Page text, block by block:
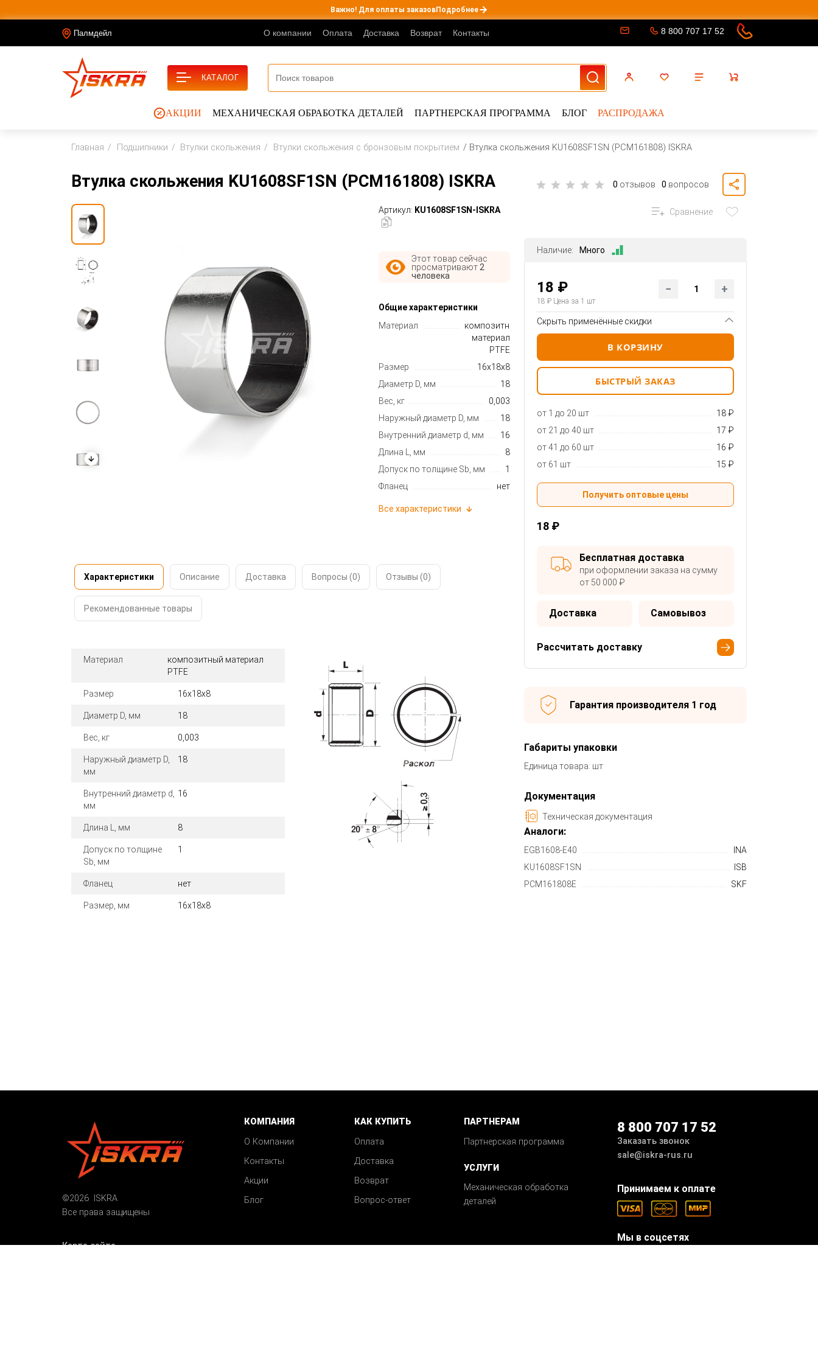
Важно! Для оплаты заказовПодробнее
Палмдейл О компании Оплата Доставка Возврат Контакты 8 800 707 17 52
АКЦИИ МЕХАНИЧЕСКАЯ ОБРАБОТКА ДЕТАЛЕЙ ПАРТНЕРСКАЯ ПРОГРАММА БЛОГ РАСПРОДАЖА
КАТАЛОГ
Главная Подшипники Втулки скольжения Втулки скольжения с бронзовым покрытием Втулка скольжения KU1608SF1SN (PCM161808) ISKRA
Втулка скольжения KU1608SF1SN (PCM161808) ISKRA 0 отзывов 0 вопросов
Артикул: KU1608SF1SN-ISKRA
Этот товар сейчас
просматривают 2
человека
Общие характеристики
Материал
композитный
материал
PTFE
Размер
16x18x8
Диаметр D, мм
18
Вес, кг
0,003
Наружный диаметр D, мм
18
Внутренний диаметр d, мм
16
Длина L, мм
8
Допуск по толщине Sb, мм
1
Фланец
нет
Все характеристики
Характеристики Описание Доставка Вопросы (0) Отзывы (0)
Рекомендованные товары
Материал
композитный материал
PTFE
Размер 16x18x8
Диаметр D, мм 18
Вес, кг 0,003
Наружный диаметр D,
мм
18
Внутренний диаметр d,
мм
16
Длина L, мм 8
Допуск по толщине
Sb, мм
1
Фланец нет
Размер, мм 16x18x8
Сравнение
Наличие: Много
18 ₽
18 ₽Цена за 1 шт
Скрыть применённые скидки
В КОРЗИНУ
БЫСТРЫЙ ЗАКАЗ
от 1 до 20 шт
18 ₽
от 21 до 40 шт
17 ₽
от 41 до 60 шт
16 ₽
от 61 шт
15 ₽
Получить оптовые цены
18 ₽
Бесплатная доставка
при оформлении заказа на сумму
от 50 000 ₽
Доставка Самовывоз
Рассчитать доставку
Гарантия производителя 1 год
Габариты упаковки
Единица товара: шт
Документация
Техническая документация
Аналоги:
EGB1608-E40
INA
KU1608SF1SN
ISB
PCM161808E
SKF
©2026 ISKRA
Все права защищены
Карта сайта
КОМПАНИЯ
О Компании
Контакты
Акции
Блог
КАК КУПИТЬ
Оплата
Доставка
Возврат
Вопрос-ответ
ПАРТНЕРАМ
Партнерская программа
УСЛУГИ
Механическая обработка
деталей
8 800 707 17 52
Заказать звонок
sale@iskra-rus.ru
Принимаем к оплате
Мы в соцсетях